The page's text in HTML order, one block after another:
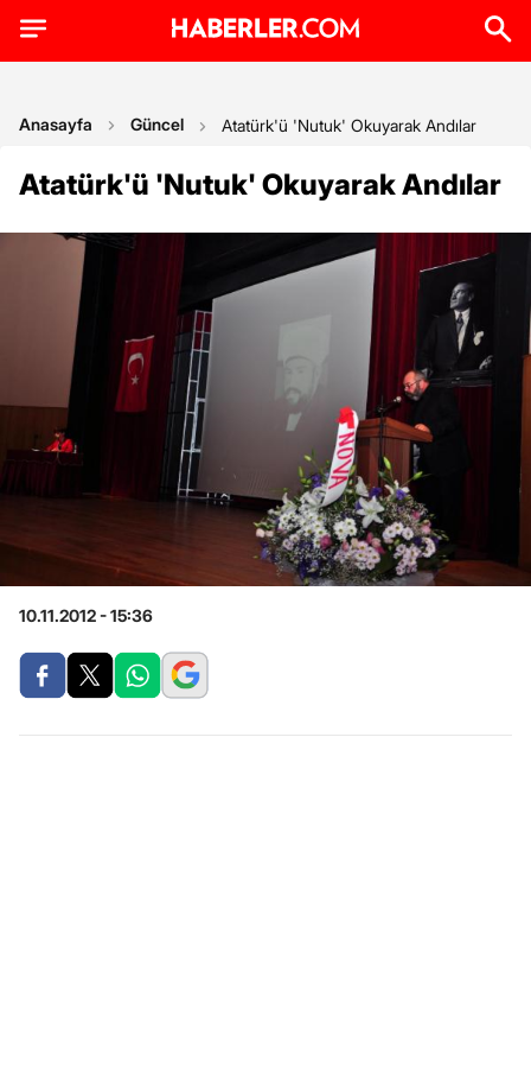
Anasayfa Güncel Atatürk'ü 'Nutuk' Okuyarak Andılar
Atatürk'ü 'Nutuk' Okuyarak Andılar
10.11.2012 - 15:36